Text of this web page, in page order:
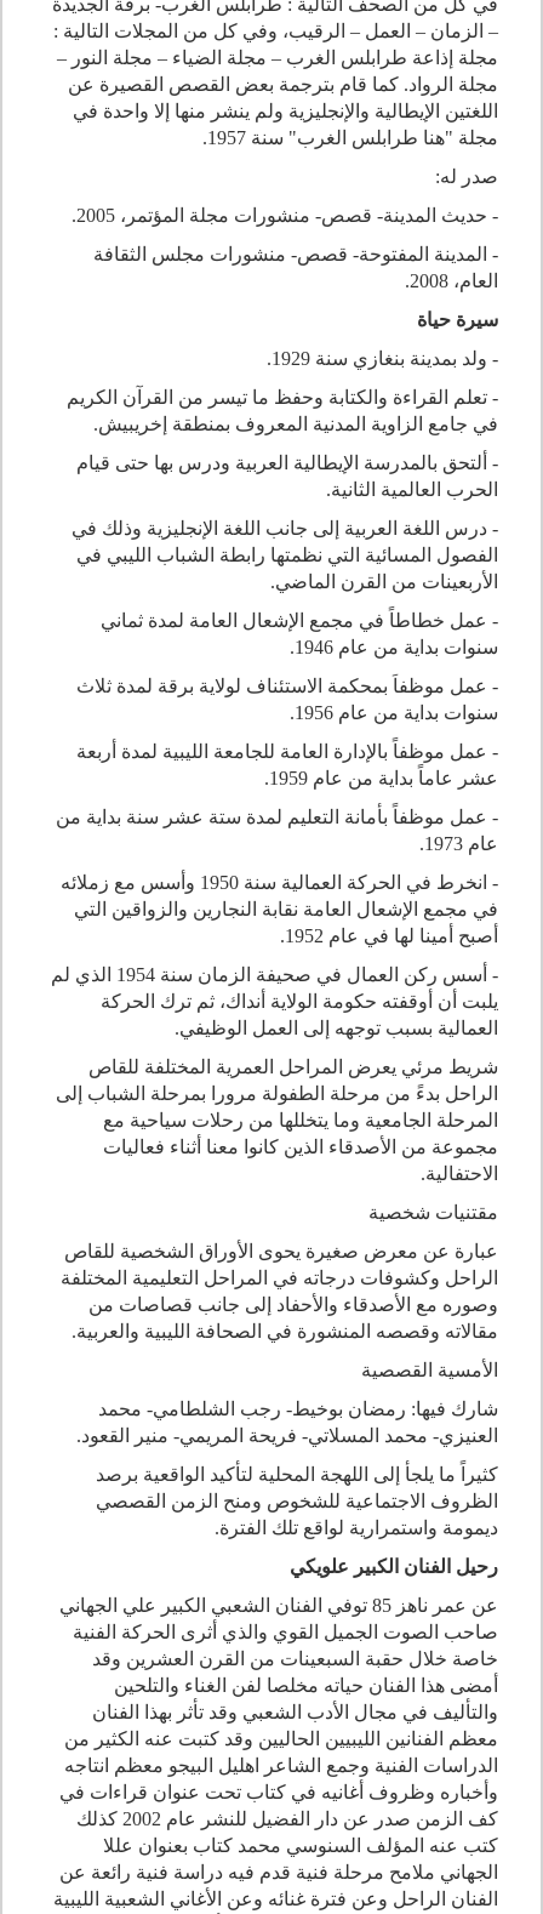
في كل من الصحف التالية : طرابلس الغرب- برقة الجديدة
– الزمان – العمل – الرقيب، وفي كل من المجلات التالية :
مجلة إذاعة طرابلس الغرب – مجلة الضياء – مجلة النور –
مجلة الرواد. كما قام بترجمة بعض القصص القصيرة عن
اللغتين الإيطالية والإنجليزية ولم ينشر منها إلا واحدة في
مجلة "هنا طرابلس الغرب" سنة 1957.
صدر له:
- حديث المدينة- قصص- منشورات مجلة المؤتمر، 2005.
- المدينة المفتوحة- قصص- منشورات مجلس الثقافة
العام، 2008.
سيرة حياة
- ولد بمدينة بنغازي سنة 1929.
- تعلم القراءة والكتابة وحفظ ما تيسر من القرآن الكريم
في جامع الزاوية المدنية المعروف بمنطقة إخريبيش.
- ألتحق بالمدرسة الإيطالية العربية ودرس بها حتى قيام
الحرب العالمية الثانية.
- درس اللغة العربية إلى جانب اللغة الإنجليزية وذلك في
الفصول المسائية التي نظمتها رابطة الشباب الليبي في
الأربعينات من القرن الماضي.
- عمل خطاطاً في مجمع الإشعال العامة لمدة ثماني
سنوات بداية من عام 1946.
- عمل موظفاَ بمحكمة الاستئناف لولاية برقة لمدة ثلاث
سنوات بداية من عام 1956.
- عمل موظفاً بالإدارة العامة للجامعة الليبية لمدة أربعة
عشر عاماً بداية من عام 1959.
- عمل موظفاً بأمانة التعليم لمدة ستة عشر سنة بداية من
عام 1973.
- انخرط في الحركة العمالية سنة 1950 وأسس مع زملائه
في مجمع الإشعال العامة نقابة النجارين والزواقين التي
أصبح أمينا لها في عام 1952.
- أسس ركن العمال في صحيفة الزمان سنة 1954 الذي لم
يلبت أن أوقفته حكومة الولاية أنداك، ثم ترك الحركة
العمالية بسبب توجهه إلى العمل الوظيفي.
شريط مرئي يعرض المراحل العمرية المختلفة للقاص
الراحل بدءً من مرحلة الطفولة مرورا بمرحلة الشباب إلى
المرحلة الجامعية وما يتخللها من رحلات سياحية مع
مجموعة من الأصدقاء الذين كانوا معنا أثناء فعاليات
الاحتفالية.
مقتنيات شخصية
عبارة عن معرض صغيرة يحوى الأوراق الشخصية للقاص
الراحل وكشوفات درجاته في المراحل التعليمية المختلفة
وصوره مع الأصدقاء والأحفاد إلى جانب قصاصات من
مقالاته وقصصه المنشورة في الصحافة الليبية والعربية.
الأمسية القصصية
شارك فيها: رمضان بوخيط- رجب الشلطامي- محمد
العنيزي- محمد المسلاتي- فريحة المريمي- منير القعود.
كثيراً ما يلجأ إلى اللهجة المحلية لتأكيد الواقعية برصد
الظروف الاجتماعية للشخوص ومنح الزمن القصصي
ديمومة واستمرارية لواقع تلك الفترة.
رحيل الفنان الكبير علويكي
عن عمر ناهز 85 توفي الفنان الشعبي الكبير علي الجهاني
صاحب الصوت الجميل القوي والذي أثرى الحركة الفنية
خاصة خلال حقبة السبعينات من القرن العشرين وقد
أمضى هذا الفنان حياته مخلصا لفن الغناء والتلحين
والتأليف في مجال الأدب الشعبي وقد تأثر بهذا الفنان
معظم الفنانين الليبيين الحاليين وقد كتبت عنه الكثير من
الدراسات الفنية وجمع الشاعر اهليل البيجو معظم انتاجه
وأخباره وظروف أغانيه في كتاب تحت عنوان قراءات في
كف الزمن صدر عن دار الفضيل للنشر عام 2002 كذلك
كتب عنه المؤلف السنوسي محمد كتاب بعنوان عللا
الجهاني ملامح مرحلة فنية قدم فيه دراسة فنية رائعة عن
الفنان الراحل وعن فترة غنائه وعن الأغاني الشعبية الليبية